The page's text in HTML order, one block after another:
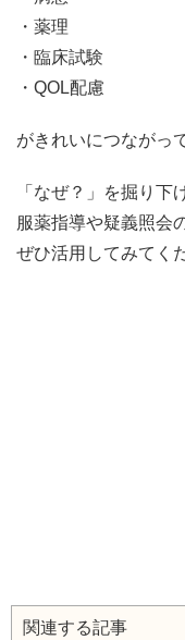
・薬理
・臨床試験
・QOL配慮
がきれいにつながっ
「なぜ？」を掘り下
服薬指導や疑義照会
ぜひ活用してみてく
関連する記事